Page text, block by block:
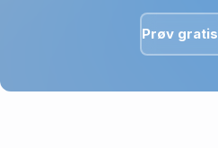
Prøv gratis